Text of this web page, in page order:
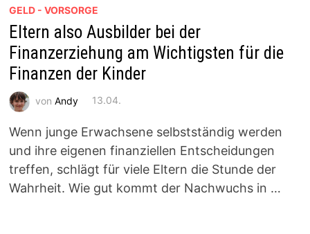
GELD - VORSORGE
Eltern also Ausbilder bei der
Finanzerziehung am Wichtigsten für die
Finanzen der Kinder
von Andy 13.04.
Wenn junge Erwachsene selbstständig werden
und ihre eigenen finanziellen Entscheidungen
treffen, schlägt für viele Eltern die Stunde der
Wahrheit. Wie gut kommt der Nachwuchs in …